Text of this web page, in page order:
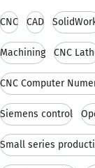
CNC CAD
Machining CNC
CNC Computer
Siemens control
Small series